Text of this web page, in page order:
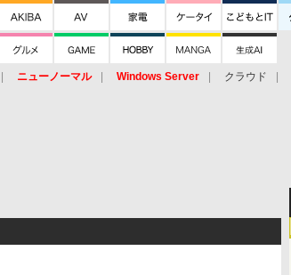
ニューノーマル Windows Server クラウド